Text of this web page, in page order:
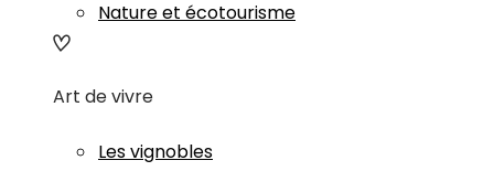
Nature et écotourisme
Art de vivre
Les vignobles